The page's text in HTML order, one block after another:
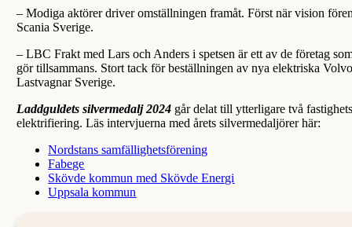
– Modiga aktörer driver omställningen framåt. Först när vision
Scania Sverige.
– LBC Frakt med Lars och Anders i spetsen är ett av de företag
gör tillsammans. Stort tack för beställningen av nya elektriska
Lastvagnar Sverige.
Laddguldets silvermedalj 2024 går delat till ytterligare två
elektrifiering. Läs intervjuerna med årets silvermedaljörer här:
Nordstans samfällighetsförening
Fabege
Skövde kommun med Skövde Energi
Uppsala kommun